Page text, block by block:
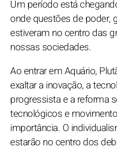
Um período está
onde questões de poder,
estiveram no centro das
nossas sociedades.
Ao entrar em Aquário,
exaltar a inovação, a
progressista e a reforma
tecnológicos e
importância. O
estarão no centro dos